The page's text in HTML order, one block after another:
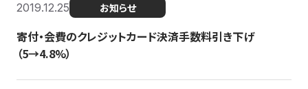
2019.12.25 お知らせ
寄付・会費のクレジットカード決済手数料引き下げ
（5→4.8%）